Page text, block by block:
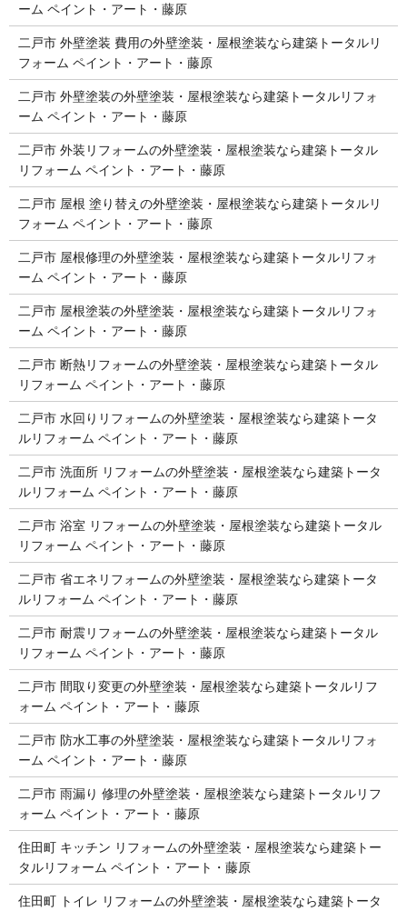
ーム ペイント・アート・藤原
二戸市 外壁塗装 費用の外壁塗装・屋根塗装なら建築トータルリ
フォーム ペイント・アート・藤原
二戸市 外壁塗装の外壁塗装・屋根塗装なら建築トータルリフォ
ーム ペイント・アート・藤原
二戸市 外装リフォームの外壁塗装・屋根塗装なら建築トータル
リフォーム ペイント・アート・藤原
二戸市 屋根 塗り替えの外壁塗装・屋根塗装なら建築トータルリ
フォーム ペイント・アート・藤原
二戸市 屋根修理の外壁塗装・屋根塗装なら建築トータルリフォ
ーム ペイント・アート・藤原
二戸市 屋根塗装の外壁塗装・屋根塗装なら建築トータルリフォ
ーム ペイント・アート・藤原
二戸市 断熱リフォームの外壁塗装・屋根塗装なら建築トータル
リフォーム ペイント・アート・藤原
二戸市 水回りリフォームの外壁塗装・屋根塗装なら建築トータ
ルリフォーム ペイント・アート・藤原
二戸市 洗面所 リフォームの外壁塗装・屋根塗装なら建築トータ
ルリフォーム ペイント・アート・藤原
二戸市 浴室 リフォームの外壁塗装・屋根塗装なら建築トータル
リフォーム ペイント・アート・藤原
二戸市 省エネリフォームの外壁塗装・屋根塗装なら建築トータ
ルリフォーム ペイント・アート・藤原
二戸市 耐震リフォームの外壁塗装・屋根塗装なら建築トータル
リフォーム ペイント・アート・藤原
二戸市 間取り変更の外壁塗装・屋根塗装なら建築トータルリフ
ォーム ペイント・アート・藤原
二戸市 防水工事の外壁塗装・屋根塗装なら建築トータルリフォ
ーム ペイント・アート・藤原
二戸市 雨漏り 修理の外壁塗装・屋根塗装なら建築トータルリフ
ォーム ペイント・アート・藤原
住田町 キッチン リフォームの外壁塗装・屋根塗装なら建築トー
タルリフォーム ペイント・アート・藤原
住田町 トイレ リフォームの外壁塗装・屋根塗装なら建築トータ